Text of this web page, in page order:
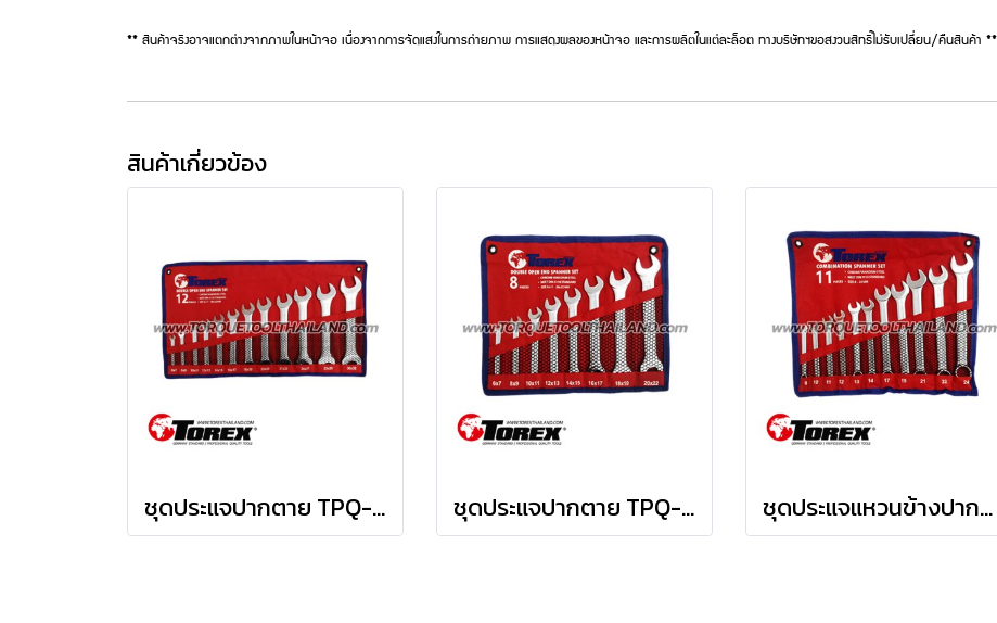
** สินค้าจริงอาจแตกต่างจากภาพในหน้าจอ เนื่องจากการจัดแสงในการถ่ายภาพ การแสดงผลของหน้าจอ และการผลิตในแต่ละล็อต ทางบริษัทฯขอสงวนสิทธิ์ไม่รับเปลี่ยน/คืนสินค้า **
สินค้าเกี่ยวข้อง
ชุดประแจปากตาย TPQ-TRDES12 ชุดประแจปากตาย TPQ-TRDES8 ชุดประแจแหวนข้างปากตาย 11 ตัว/ชุด TPQ-TRCBS11